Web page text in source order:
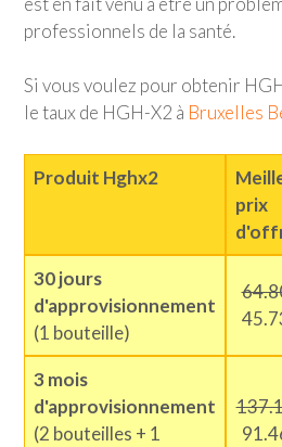
professionnels de la santé.
Si vous voulez pour obtenir
le taux de HGH-X2 à Bruxelles
Produit Hghx2
prix
30 jours
d'approvisionnement
(1 bouteille)
3 mois
d'approvisionnement
(2 bouteilles + 1